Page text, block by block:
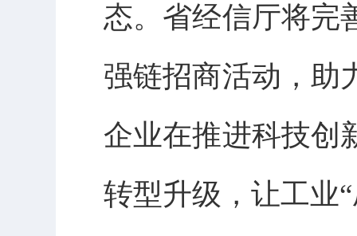
态。省经信厅将完
强链招商活动，助
企业在推进科技创
转型升级，让工业